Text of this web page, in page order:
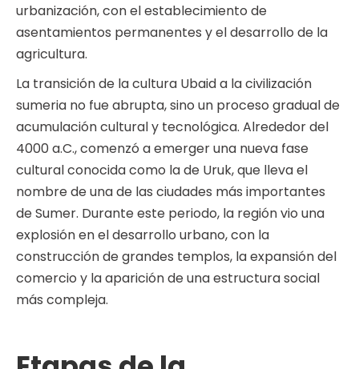
urbanización, con el establecimiento de
asentamientos permanentes y el desarrollo de la
agricultura.
La transición de la cultura Ubaid a la civilización
sumeria no fue abrupta, sino un proceso gradual de
acumulación cultural y tecnológica. Alrededor del
4000 a.C., comenzó a emerger una nueva fase
cultural conocida como la de Uruk, que lleva el
nombre de una de las ciudades más importantes
de Sumer. Durante este periodo, la región vio una
explosión en el desarrollo urbano, con la
construcción de grandes templos, la expansión del
comercio y la aparición de una estructura social
más compleja.